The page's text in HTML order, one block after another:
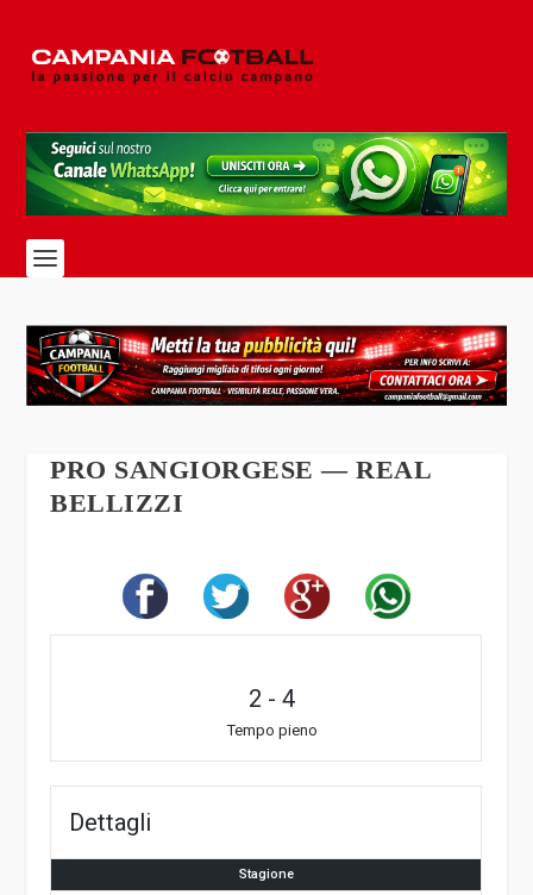
PRO SANGIORGESE — REAL
BELLIZZI
2 -4
Tempo pieno
Dettagli
Stagione